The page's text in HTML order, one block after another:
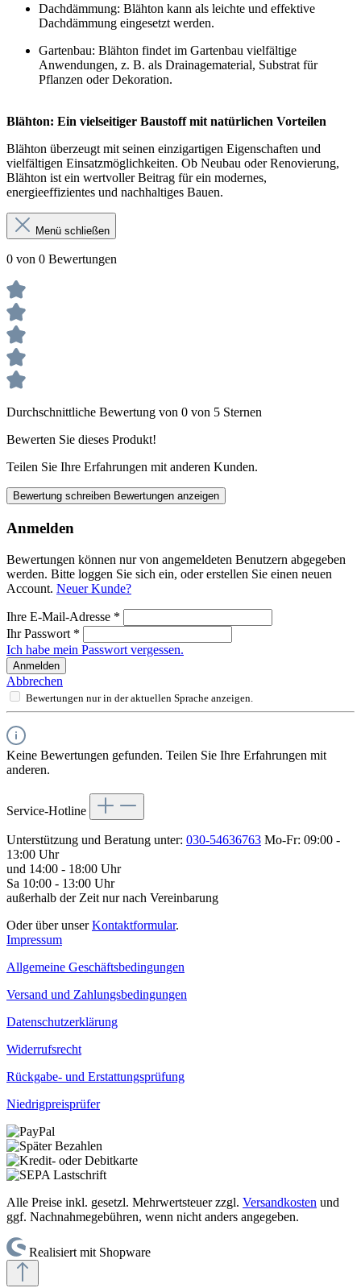
Dachdämmung: Blähton kann als leichte und effektive
Dachdämmung eingesetzt werden.
Gartenbau: Blähton findet im Gartenbau vielfältige
Anwendungen, z. B. als Drainagematerial, Substrat für
Pflanzen oder Dekoration.
Blähton: Ein vielseitiger Baustoff mit natürlichen Vorteilen
Blähton überzeugt mit seinen einzigartigen Eigenschaften und
vielfältigen Einsatzmöglichkeiten. Ob Neubau oder Renovierung,
Blähton ist ein wertvoller Beitrag für ein modernes,
energieeffizientes und nachhaltiges Bauen.
Menü schließen
0 von 0 Bewertungen
Durchschnittliche Bewertung von 0 von 5 Sternen
Bewerten Sie dieses Produkt!
Teilen Sie Ihre Erfahrungen mit anderen Kunden.
Bewertung schreiben Bewertungen anzeigen
Anmelden
Bewertungen können nur von angemeldeten Benutzern abgegeben
werden. Bitte loggen Sie sich ein, oder erstellen Sie einen neuen
Account. Neuer Kunde?
Ihre E-Mail-Adresse *
Ihr Passwort *
Ich habe mein Passwort vergessen.
Anmelden
Abbrechen
Bewertungen nur in der aktuellen Sprache anzeigen.
Keine Bewertungen gefunden. Teilen Sie Ihre Erfahrungen mit
anderen.
Service-Hotline
Unterstützung und Beratung unter: 030-54636763 Mo-Fr: 09:00 -
13:00 Uhr
und 14:00 - 18:00 Uhr
Sa 10:00 - 13:00 Uhr
außerhalb der Zeit nur nach Vereinbarung
Oder über unserKontaktformular.
Impressum
Allgemeine Geschäftsbedingungen
Versand und Zahlungsbedingungen
Datenschutzerklärung
Widerrufsrecht
Rückgabe- und Erstattungsprüfung
Niedrigpreisprüfer
Alle Preise inkl. gesetzl. Mehrwertsteuer zzgl. Versandkosten und
ggf. Nachnahmegebühren, wenn nicht anders angegeben.
Realisiert mit Shopware